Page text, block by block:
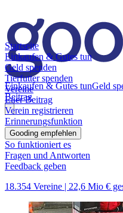
Einkaufen & Gutes tunGeld
Beitrag
Startseite
Einkaufen & Gutes tun
Geld spenden
Tierfutter spenden
Vereine
Euer Beitrag
Verein registrieren
Erinnerungsfunktion
Gooding empfehlen
So funktioniert es
Fragen und Antworten
Feedback geben
18.354 Vereine | 22,6 Mio €